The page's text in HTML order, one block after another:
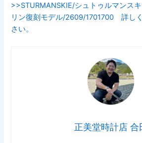
>>STURMANSKIE/シュトゥルマンス
リン復刻モデル/2609/1701700 詳し
さい。
正美堂時計店 合